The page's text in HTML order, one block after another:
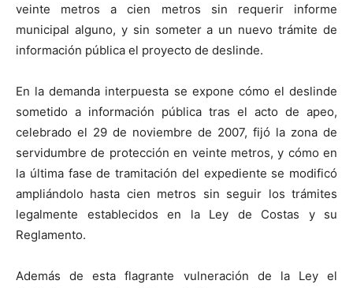
veinte metros a cien metros sin requerir informe
municipal alguno, y sin someter a un nuevo trámite de
información pública el proyecto de deslinde.
En la demanda interpuesta se expone cómo el deslinde
sometido a información pública tras el acto de apeo,
celebrado el 29 de noviembre de 2007, fijó la zona de
servidumbre de protección en veinte metros, y cómo en
la última fase de tramitación del expediente se modificó
ampliándolo hasta cien metros sin seguir los trámites
legalmente establecidos en la Ley de Costas y su
Reglamento.
Además de esta flagrante vulneración de la Ley el